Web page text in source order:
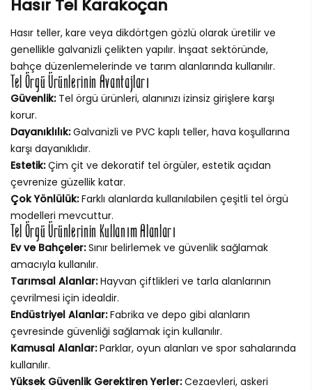
Hasır Tel Karakoçan
Hasır teller, kare veya dikdörtgen gözlü olarak üretilir ve
genellikle galvanizli çelikten yapılır. İnşaat sektöründe,
bahçe düzenlemelerinde ve tarım alanlarında kullanılır.
Tel Örgü Ürünlerinin Avantajları
Güvenlik:Tel örgü ürünleri, alanınızı izinsiz girişlere karşı
korur.
Dayanıklılık:Galvanizli ve PVC kaplı teller, hava koşullarına
karşı dayanıklıdır.
Estetik:Çim çit ve dekoratif tel örgüler, estetik açıdan
çevrenize güzellik katar.
Çok Yönlülük:Farklı alanlarda kullanılabilen çeşitli tel örgü
modelleri mevcuttur.
Tel Örgü Ürünlerinin Kullanım Alanları
Ev ve Bahçeler:Sınır belirlemek ve güvenlik sağlamak
amacıyla kullanılır.
Tarımsal Alanlar:Hayvan çiftlikleri ve tarla alanlarının
çevrilmesi için idealdir.
Endüstriyel Alanlar:Fabrika ve depo gibi alanların
çevresinde güvenliği sağlamak için kullanılır.
Kamusal Alanlar:Parklar, oyun alanları ve spor sahalarında
kullanılır.
Yüksek Güvenlik Gerektiren Yerler:Cezaevleri, askeri